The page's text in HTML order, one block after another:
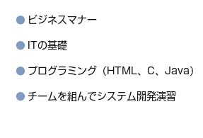
ビジネスマナー
ITの基礎
プログラミング（HTML、C、Java）
チームを組んでシステム開発演習